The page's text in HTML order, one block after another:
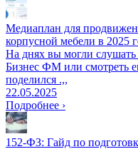
Медиаплан для
корпусной мебели в 2025
На днях вы могли
Бизнес ФМ или смотреть
поделился .,,
22.05.2025
Подробнее ›
152-ФЗ: Гайд по